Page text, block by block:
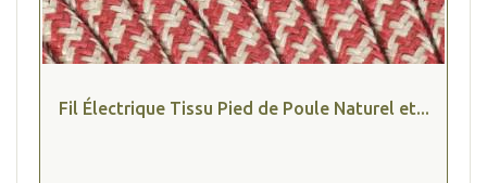
Fil Électrique Tissu Pied de Poule Naturel et...